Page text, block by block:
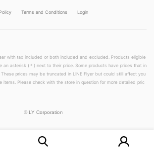
Terms and Conditions Login
with tax included or both included and excluded. Products eligible
an asterisk (＊) next to their price. Some products have prices that in
prices may be truncated in LINE Flyer but could still affect you
items. Please check with the store in question for more detailed pric
© LY Corporation